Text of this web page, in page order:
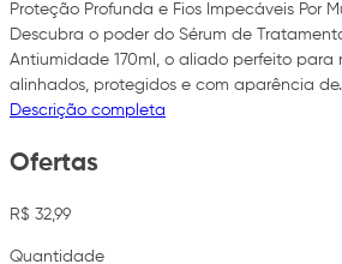
Proteção Profunda e Fios Impecáveis Por
Descubra o poder do Sérum de
Antiumidade 170ml, o aliado perfeito para
alinhados, protegidos e com aparência
Descrição completa
Ofertas
R$ 32,99
Quantidade